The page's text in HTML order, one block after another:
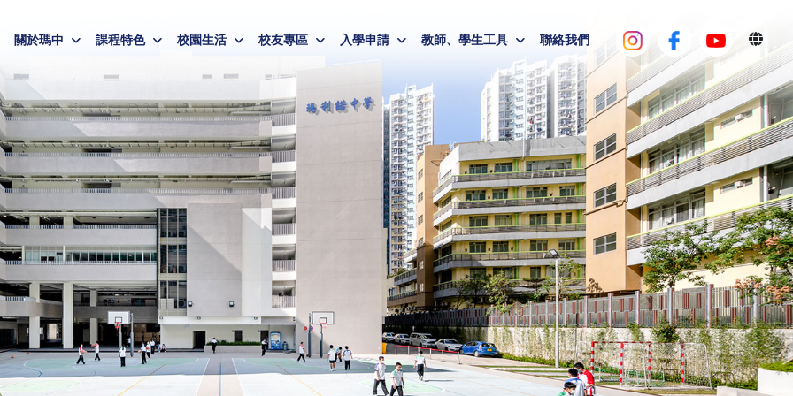
關於瑪中 課程特色 校園生活 校友專區 入學申請 教師、學生工具 聯絡我們